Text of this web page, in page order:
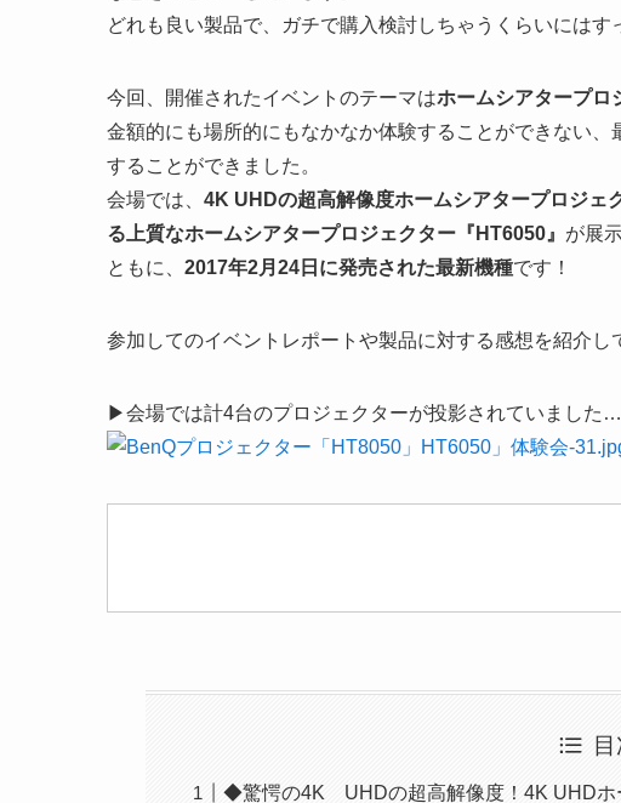
どれも良い製品で、ガチで購入検討しちゃうくらいにはす
今回、開催されたイベントのテーマはホームシアタープロ
金額的にも場所的にもなかなか体験することができない
することができました。
会場では、 4K UHDの超高解像度ホームシアタープロジェ
る上質なホームシアタープロジェクター『HT6050』 が展
ともに、 2017年2月24日に発売された最新機種です！
参加してのイベントレポートや製品に対する感想を紹介し
▶会場では計4台のプロジェクターが投影されていました…
◆驚愕の4K UHDの超高解像度！4K UHDホ